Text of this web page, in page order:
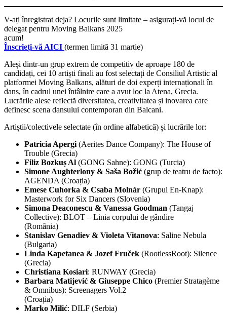
V-ați înregistrat deja? Locurile sunt limitate – asigurați-vă locul de
delegat pentru Moving Balkans 2025
acum!
Înscrieți-vă AICI (termen limită 31 martie)
Aleși dintr-un grup extrem de competitiv de aproape 180 de
candidați, cei 10 artiști finali au fost selectați de Consiliul Artistic al
platformei Moving Balkans, alături de doi experți internaționali în
dans, în cadrul unei întâlnire care a avut loc la Atena, Grecia.
Lucrările alese reflectă diversitatea, creativitatea și inovarea care
definesc scena dansului contemporan din Balcani.
Artiștii/colectivele selectate (în ordine alfabetică) și lucrările lor:
Patricia Apergi (Aerites Dance Company): The House of
Trouble (Grecia)
Filiz Bozkuș Al (GONG Sahne): GONG (Turcia)
Simone Aughterlony & Saša Božić (grup de teatru de facto):
AGENDA (Croația)
Emese Cuhorka & Csaba Molnár (Grupul En-Knap):
Masterwork for Six Dancers (Slovenia)
Simona Deaconescu & Vanessa Goodman (Tangaj
Collective): BLOT – Linia corpului de gândire
(România)
Stanislav Genadiev & Violeta Vitanova: Saline Nebula
(Bulgaria)
Linda Kapetanea & Jozef Fruček (RootlessRoot): Silence
(Grecia)
Christiana Kosiari: RUNWAY (Grecia)
Barbara Matijević & Giuseppe Chico (Premier Stratagème
& Omnibus): Screenagers Vol.2
(Croația)
Marko Milić: DILF (Serbia)